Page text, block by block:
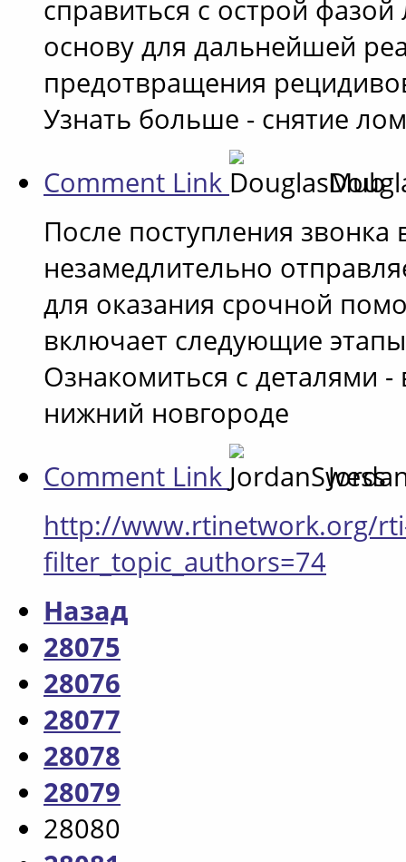
справиться с острой
основу для дальнейшей
предотвращения
Узнать больше - снятие
Comment Link
После поступления
незамедлительно
для оказания срочной
включает следующие
Ознакомиться с деталями
нижний новгороде
Comment Link
http://www.rtinetwork.org/
filter_topic_authors=74
Назад
28075
28076
28077
28078
28079
28080